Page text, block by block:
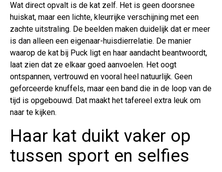
Wat direct opvalt is de kat zelf. Het is geen doorsnee
huiskat, maar een lichte, kleurrijke verschijning met een
zachte uitstraling. De beelden maken duidelijk dat er meer
is dan alleen een eigenaar-huisdierrelatie. De manier
waarop de kat bij Puck ligt en haar aandacht beantwoordt,
laat zien dat ze elkaar goed aanvoelen. Het oogt
ontspannen, vertrouwd en vooral heel natuurlijk. Geen
geforceerde knuffels, maar een band die in de loop van de
tijd is opgebouwd. Dat maakt het tafereel extra leuk om
naar te kijken.
Haar kat duikt vaker op
tussen sport en selfies